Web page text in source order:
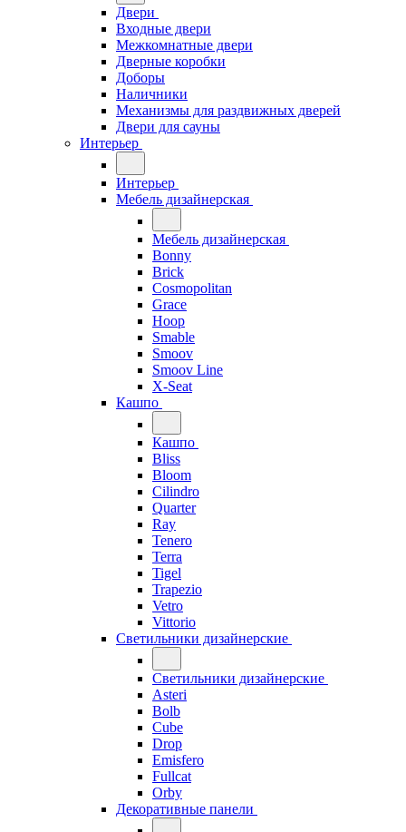
Двери
Входные двери
Межкомнатные двери
Дверные коробки
Доборы
Наличники
Механизмы для раздвижных дверей
Двери для сауны
Интерьер
Интерьер
Мебель дизайнерская
Мебель дизайнерская
Bonny
Brick
Cosmopolitan
Grace
Hoop
Smable
Smoov
Smoov Line
X-Seat
Кашпо
Кашпо
Bliss
Bloom
Cilindro
Quarter
Ray
Tenero
Terra
Tigel
Trapezio
Vetro
Vittorio
Светильники дизайнерские
Светильники дизайнерские
Asteri
Bolb
Cube
Drop
Emisfero
Fullcat
Orby
Декоративные панели